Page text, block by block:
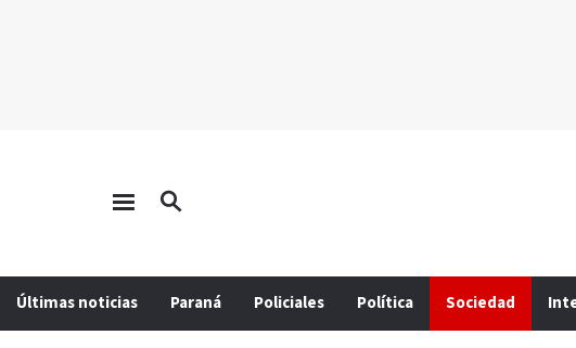
Últimas noticias Paraná Policiales Política Sociedad